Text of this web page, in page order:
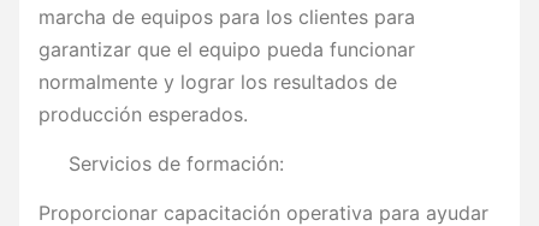
marcha de equipos para los clientes para
garantizar que el equipo pueda funcionar
normalmente y lograr los resultados de
producción esperados.
Servicios de formación:
Proporcionar capacitación operativa para ayudar